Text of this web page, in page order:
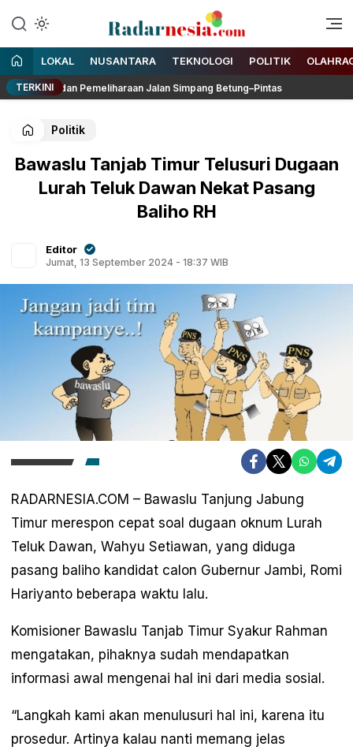
Radarnesia
Enak Dibaca
LOKAL NUSANTARA TEKNOLOGI POLITIK
TERKINI
dan Pemeliharaan Jalan Simpang Betung–Pintas
Politik
Bawaslu Tanjab Timur Telusuri Dugaan
Lurah Teluk Dawan Nekat Pasang
Baliho RH
Editor
Jumat, 13 September 2024 - 18:37 WIB
RADARNESIA.COM – Bawaslu Tanjung Jabung
Timur merespon cepat soal dugaan oknum Lurah
Teluk Dawan, Wahyu Setiawan, yang diduga
pasang baliho kandidat calon Gubernur Jambi, Romi
Hariyanto beberapa waktu lalu.
Komisioner Bawaslu Tanjab Timur Syakur Rahman
mengatakan, pihaknya sudah mendapatkan
informasi awal mengenai hal ini dari media sosial.
“Langkah kami akan menulusuri hal ini, karena itu
prosedur. Artinya kalau nanti memang jelas